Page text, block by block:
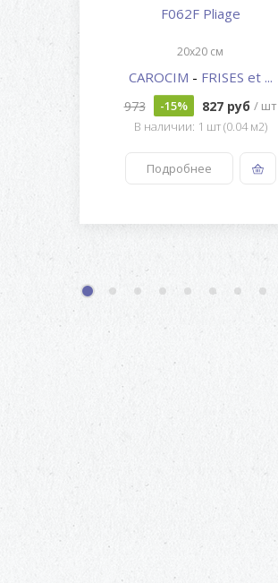
F062F Pliage
20x20 см
CAROCIM - FRISES et ...
973 -15% 827 руб / шт
В наличии: 1 шт (0.04 м2)
Подробнее
1 2 3 4 5 6 7 8